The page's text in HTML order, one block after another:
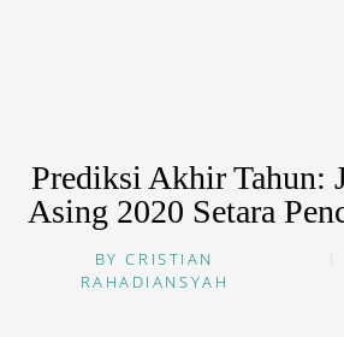
Prediksi Akhir Tahun:
Asing 2020 Setara
BYCRISTIAN
RAHADIANSYAH